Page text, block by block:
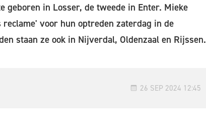
geboren in Losser, de tweede in Enter. Mieke
voor hun optreden zaterdag in de
staan ze ook in Nijverdal, Oldenzaal en Rijssen.
26 SEP 2024 12:45